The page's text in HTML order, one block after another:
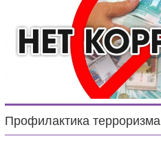
Профилактика терроризма